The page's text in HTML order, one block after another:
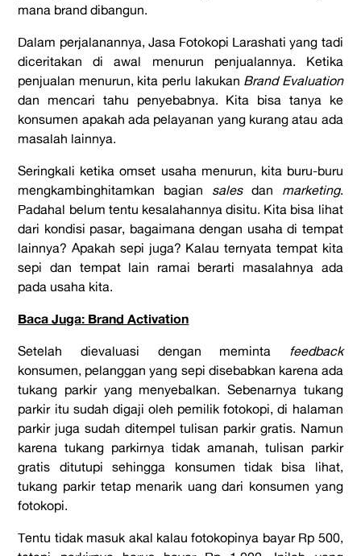
mana brand dibangun.
Dalam perjalanannya, Jasa Fotokopi Larashati yang tadi
diceritakan di awal menurun penjualannya. Ketika
penjualan menurun, kita perlu lakukan Brand Evaluation
dan mencari tahu penyebabnya. Kita bisa tanya ke
konsumen apakah ada pelayanan yang kurang atau ada
masalah lainnya.
Seringkali ketika omset usaha menurun, kita buru-buru
mengkambinghitamkan bagian sales dan marketing.
Padahal belum tentu kesalahannya disitu. Kita bisa lihat
dari kondisi pasar, bagaimana dengan usaha di tempat
lainnya? Apakah sepi juga? Kalau ternyata tempat kita
sepi dan tempat lain ramai berarti masalahnya ada
pada usaha kita.
Baca Juga: Brand Activation
Setelah dievaluasi dengan meminta
feedback
konsumen, pelanggan yang sepi disebabkan karena ada
tukang parkir yang menyebalkan. Sebenarnya tukang
parkir itu sudah digaji oleh pemilik fotokopi, di halaman
parkir juga sudah ditempel tulisan parkir gratis. Namun
karena tukang parkirnya tidak amanah, tulisan parkir
gratis ditutupi sehingga konsumen tidak bisa lihat,
tukang parkir tetap menarik uang dari konsumen yang
fotokopi.
Tentu tidak masuk akal kalau fotokopinya bayar Rp 500,